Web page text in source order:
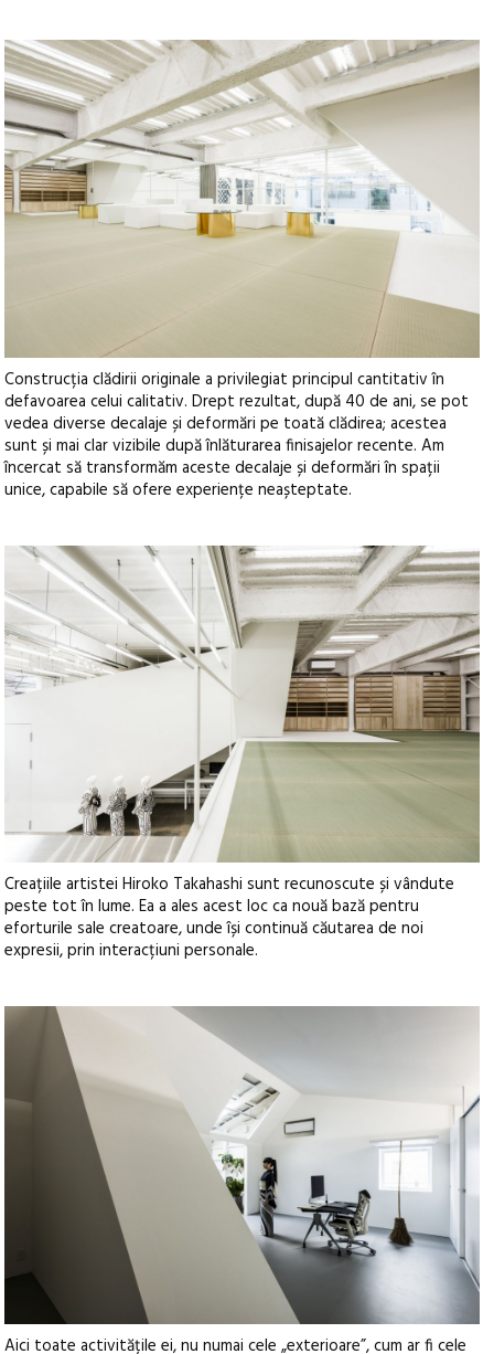
Construcția clădirii originale a privilegiat principul cantitativ în
defavoarea celui calitativ. Drept rezultat, după 40 de ani, se pot
vedea diverse decalaje și deformări pe toată clădirea; acestea
sunt și mai clar vizibile după înlăturarea finisajelor recente. Am
încercat să transformăm aceste decalaje și deformări în spații
unice, capabile să ofere experiențe neașteptate.
Creațiile artistei Hiroko Takahashi sunt recunoscute și vândute
peste tot în lume. Ea a ales acest loc ca nouă bază pentru
eforturile sale creatoare, unde își continuă căutarea de noi
expresii, prin interacțiuni personale.
Aici toate activitățile ei, nu numai cele „exterioare”, cum ar fi cele